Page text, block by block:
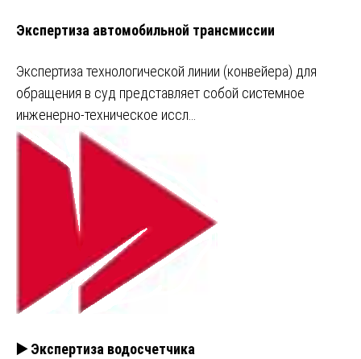
Экспертиза автомобильной трансмиссии
Экспертиза технологической линии (конвейера) для
обращения в суд представляет собой системное
инженерно-техническое иссл…
▶️ Экспертиза водосчетчика